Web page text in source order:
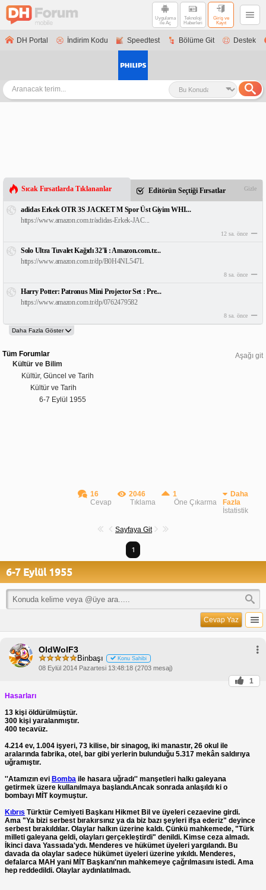
Uygulama
ile Aç
Teknoloji
Haberleri
Giriş ve
Kayıt
DH Portal İndirim Kodu Speedtest Bölüme Git Destek
Sıcak Fırsatlarda Tıklananlar Editörün Seçtiği Fırsatlar Gizle
adidas Erkek OTR 3S JACKET M Spor Üst Giyim WHI...
https://www.amazon.com.tr/adidas-Erkek-JAC...
12 sa. önce
Solo Ultra Tuvalet Kağıdı 32'li : Amazon.com.tr...
https://www.amazon.com.tr/dp/B0H4NL547L
8 sa. önce
Harry Potter: Patronus Mini Projector Set : Pre...
https://www.amazon.com.tr/dp/0762479582
8 sa. önce
Aşağı git
Tüm Forumlar
Kültür ve Bilim
Kültür, Güncel ve Tarih
Kültür ve Tarih
6-7 Eylül 1955
16
Cevap
2046
Tıklama
1
Öne Çıkarma
Daha
Fazla
İstatistik
Sayfaya Git
1
6-7 Eylül 1955
Cevap Yaz
OldWolF3
Binbaşı Konu Sahibi
08 Eylül 2014 Pazartesi 13:48:18 (2703 mesaj)
1
Hasarları
13 kişi öldürülmüştür.
300 kişi yaralanmıştır.
400 tecavüz.
4.214 ev, 1.004 işyeri, 73 kilise, bir sinagog, iki manastır, 26 okul ile
aralarında fabrika, otel, bar gibi yerlerin bulunduğu 5.317 mekân saldırıya
uğramıştır.
''Atamızın evi Bomba ile hasara uğradı'' manşetleri halkı galeyana
getirmek üzere kullanılmaya başlandı.Ancak sonrada anlaşıldı ki o
bombayı MİT koymuştur.
Kıbrıs Türktür Cemiyeti Başkanı Hikmet Bil ve üyeleri cezaevine girdi.
Ama "Ya bizi serbest bırakırsınız ya da biz bazı şeyleri ifşa ederiz" deyince
serbest bırakıldılar. Olaylar halkın üzerine kaldı. Çünkü mahkemede, "Türk
milleti galeyana geldi, olayları gerçekleştirdi" denildi. Kimse ceza almadı.
İkinci dava Yassıada'ydı. Menderes ve hükümet üyeleri yargılandı. Bu
davada da olaylar sadece hükümet üyeleri üzerine yıkıldı. Menderes,
defalarca MAH yani MİT Başkanı'nın mahkemeye çağrılmasını istedi. Ama
hep reddedildi. Olaylar aydınlatılmadı.